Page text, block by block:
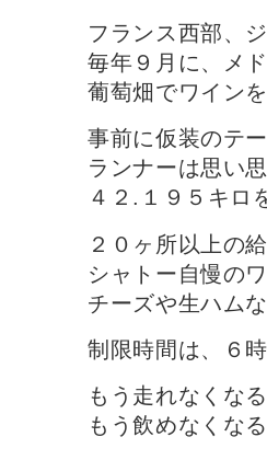
フランス西部、
毎年９月に、メ
葡萄畑でワイン
事前に仮装のテ
ランナーは思い
４２.１９５キロ
２０ヶ所以上の
シャトー自慢の
チーズや生ハム
制限時間は、６
もう走れなくな
もう飲めなくな